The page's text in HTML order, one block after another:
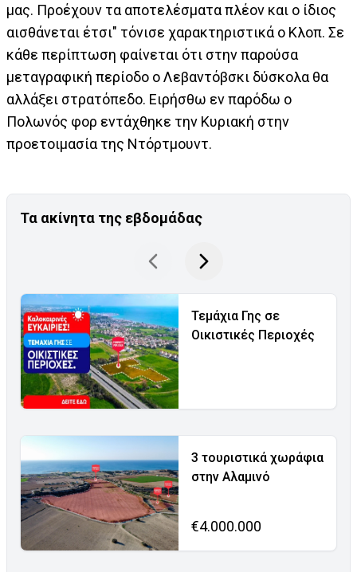
μας. Προέχουν τα αποτελέσματα πλέον και ο ίδιος
αισθάνεται έτσι" τόνισε χαρακτηριστικά ο Κλοπ. Σε
κάθε περίπτωση φαίνεται ότι στην παρούσα
μεταγραφική περίοδο ο Λεβαντόβσκι δύσκολα θα
αλλάξει στρατόπεδο. Ειρήσθω εν παρόδω ο
Πολωνός φορ εντάχθηκε την Κυριακή στην
προετοιμασία της Ντόρτμουντ.
Τα ακίνητα της εβδομάδας
Τεμάχια Γης σε
Οικιστικές Περιοχές
3 τουριστικά χωράφια
στην Αλαμινό
€4.000.000